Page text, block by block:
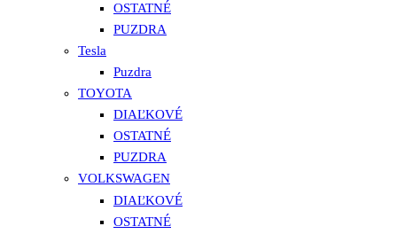
OSTATNÉ
PUZDRA
Tesla
Puzdra
TOYOTA
DIAĽKOVÉ
OSTATNÉ
PUZDRA
VOLKSWAGEN
DIAĽKOVÉ
OSTATNÉ